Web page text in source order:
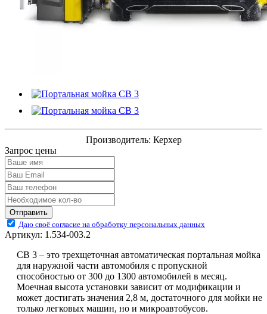
Производитель: Керхер
Запрос цены
Отправить
Даю своё согласие на обработку персональных данных
Артикул: 1.534-003.2
CB 3 – это трехщеточная автоматическая портальная мойка
для наружной части автомобиля с пропускной
способностью от 300 до 1300 автомобилей в месяц.
Моечная высота установки зависит от модификации и
может достигать значения 2,8 м, достаточного для мойки не
только легковых машин, но и микроавтобусов.